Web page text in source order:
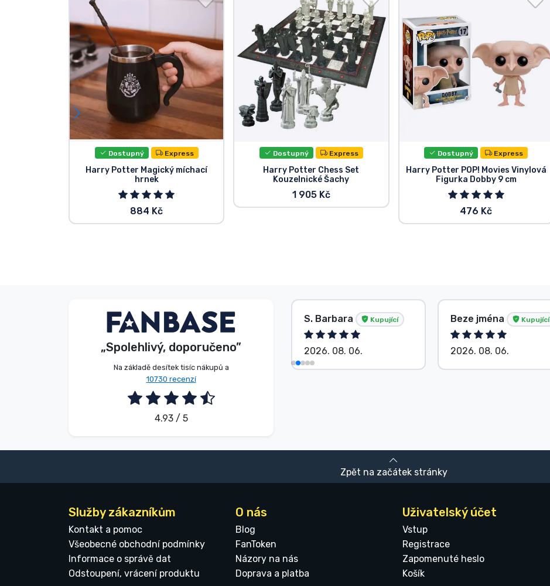
Dostupný Express
Harry Potter Magický míchací
hrnek
884 Kč
Dostupný Express
Harry Potter Chess Set
Kouzelnické Šachy
1 905 Kč
Dostupný Express
Harry Potter POP! Movies Vinylová
Figurka Dobby 9 cm
476 Kč
„Spolehlivý, doporučeno”
Na základě desítek tisíc nákupů a
10730 recenzí
4.93 / 5
V. Éva Kupující
2026. 08. 06.
S. Barbara Kupující
2026. 08. 06.
Beze jména Kupující
2026. 08. 06.
Zpět na začátek stránky
Služby zákazníkům
Kontakt a pomoc
Všeobecné obchodní podmínky
Informace o správě dat
Odstoupení, vrácení produktu
O nás
Blog
FanToken
Názory na nás
Doprava a platba
Uživatelský účet
Vstup
Registrace
Zapomenuté heslo
Košík